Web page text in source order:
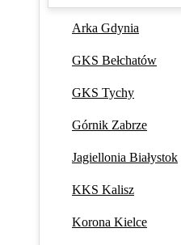
Arka Gdynia
GKS Bełchatów
GKS Tychy
Górnik Zabrze
Jagiellonia Białystok
KKS Kalisz
Korona Kielce